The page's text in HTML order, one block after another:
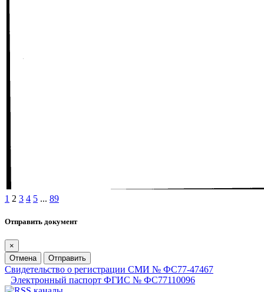
1 2 3 4 5 ... 89
Отправить документ
×
Отмена
Отправить
Свидетельство о регистрации СМИ № ФС77-47467
Электронный паспорт ФГИС № ФС77110096